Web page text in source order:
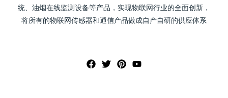
统、油烟在线监测设备等产品，实现物联网行业的全面创新，
将所有的物联网传感器和通信产品做成自产自研的供应体系